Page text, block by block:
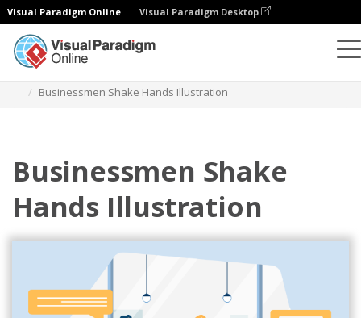
Visual Paradigm Online Visual Paradigm Desktop
Businessmen Shake Hands Illustration
Businessmen Shake
Hands Illustration